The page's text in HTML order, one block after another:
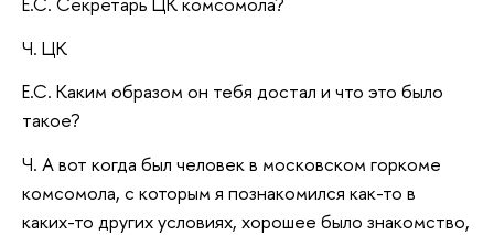
Ч. ЦК
Е.С. Каким образом он тебя достал и что это было
такое?
Ч. А вот когда был человек в московском горкоме
комсомола, с которым я познакомился как-то в
каких-то других условиях, хорошее было знакомство,